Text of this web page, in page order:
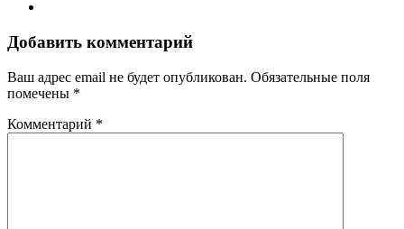
Добавить комментарий
Ваш адрес email не будет опубликован. Обязательные поля
помечены *
Комментарий *